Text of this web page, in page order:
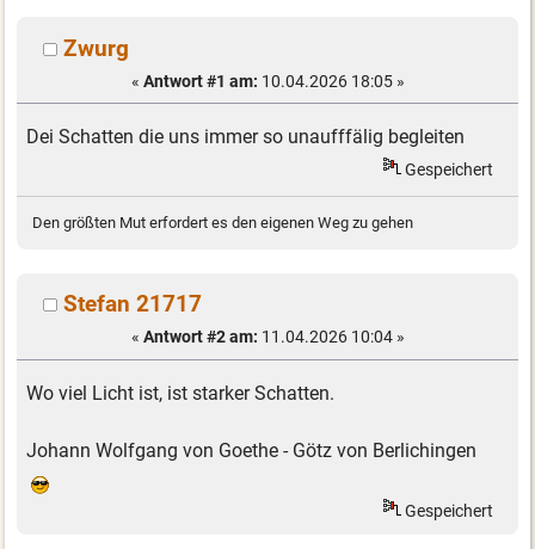
Zwurg
« Antwort #1 am: 10.04.2026 18:05 »
Dei Schatten die uns immer so unaufffälig begleiten
Gespeichert
Den größten Mut erfordert es den eigenen Weg zu gehen
Stefan 21717
« Antwort #2 am: 11.04.2026 10:04 »
Wo viel Licht ist, ist starker Schatten.
Johann Wolfgang von Goethe - Götz von Berlichingen
Gespeichert